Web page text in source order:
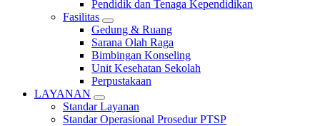
Pendidik dan Tenaga Kependidikan
Fasilitas
Gedung & Ruang
Sarana Olah Raga
Bimbingan Konseling
Unit Kesehatan Sekolah
Perpustakaan
LAYANAN
Standar Layanan
Standar Operasional Prosedur PTSP